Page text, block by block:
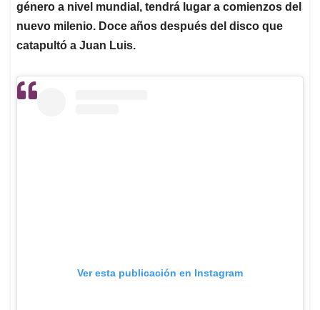
género a nivel mundial, tendrá lugar a comienzos del
nuevo milenio. Doce años después del disco que
catapultó a Juan Luis.
Ver esta publicación en Instagram